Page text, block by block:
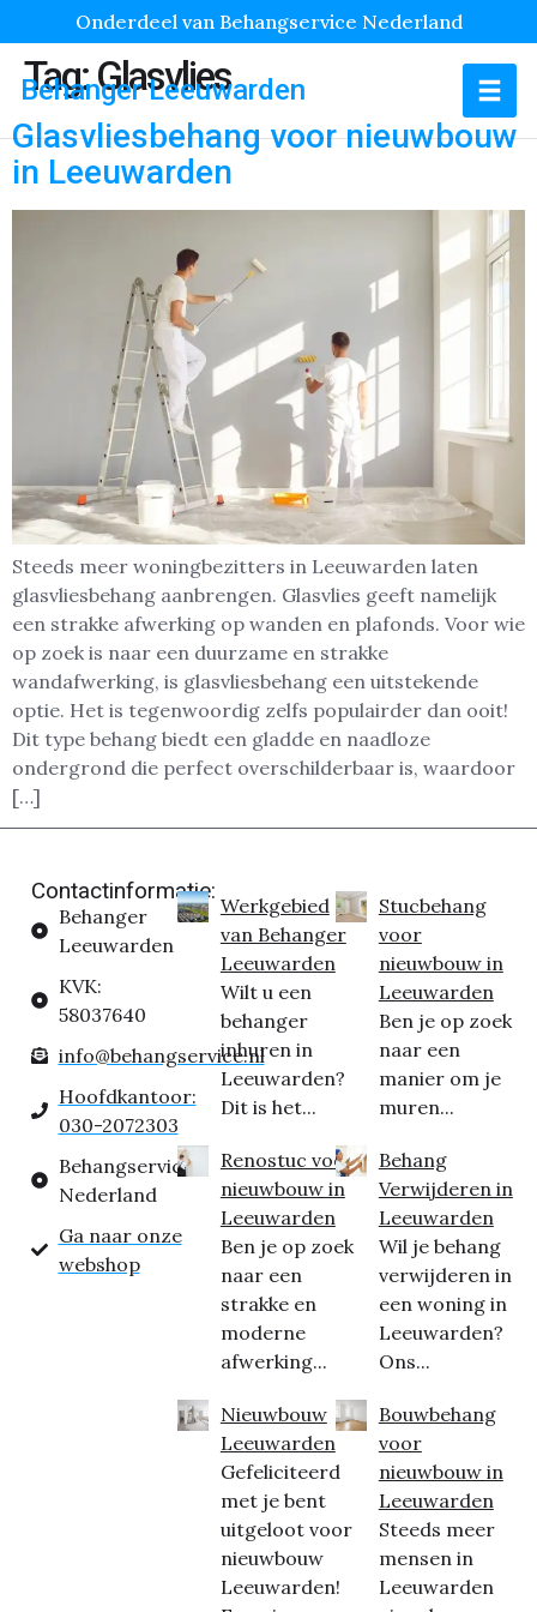
Onderdeel van Behangservice Nederland
Behanger Leeuwarden
Tag:Glasvlies
Glasvliesbehang voor nieuwbouw
in Leeuwarden
Steeds meer woningbezitters in Leeuwarden laten
glasvliesbehang aanbrengen. Glasvlies geeft namelijk
een strakke afwerking op wanden en plafonds. Voor wie
op zoek is naar een duurzame en strakke
wandafwerking, is glasvliesbehang een uitstekende
optie. Het is tegenwoordig zelfs populairder dan ooit!
Dit type behang biedt een gladde en naadloze
ondergrond die perfect overschilderbaar is, waardoor
[…]
Contactinformatie:
Behanger
Leeuwarden
KVK:
58037640
info@behangservice.nl
Hoofdkantoor:
030-2072303
Behangservice
Nederland
Ga naar onze
webshop
Werkgebied
van Behanger
Leeuwarden
Wilt u een
behanger
inhuren in
Leeuwarden?
Dit is het...
Renostuc voor
nieuwbouw in
Leeuwarden
Ben je op zoek
naar een
strakke en
moderne
afwerking...
Nieuwbouw
Leeuwarden
Gefeliciteerd
met je bent
uitgeloot voor
nieuwbouw
Leeuwarden!
Stucbehang
voor
nieuwbouw in
Leeuwarden
Ben je op zoek
naar een
manier om je
muren...
Behang
Verwijderen in
Leeuwarden
Wil je behang
verwijderen in
een woning in
Leeuwarden?
Ons...
Bouwbehang
voor
nieuwbouw in
Leeuwarden
Steeds meer
mensen in
Leeuwarden